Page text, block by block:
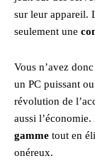
sur leur appareil.
seulement une
Vous n’avez
un PC puissant
révolution de
aussi l’économie.
gamme tout en
onéreux.